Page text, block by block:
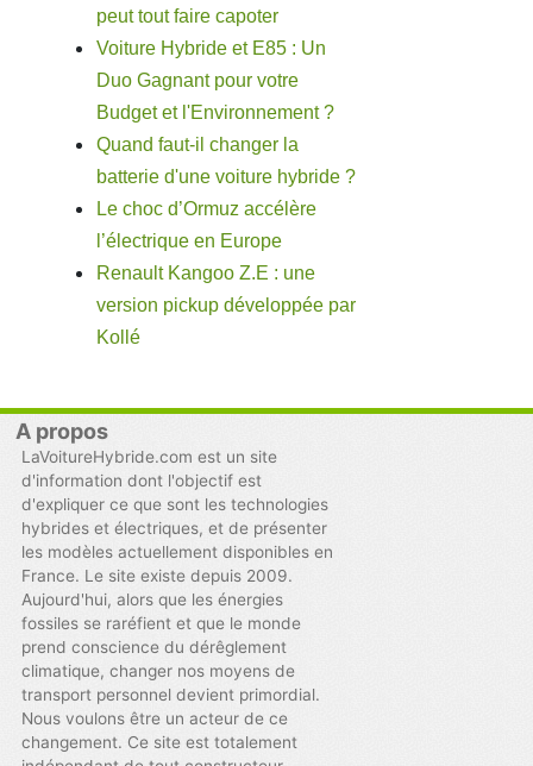
peut tout faire capoter
Voiture Hybride et E85 : Un
Duo Gagnant pour votre
Budget et l'Environnement ?
Quand faut-il changer la
batterie d'une voiture hybride ?
Le choc d’Ormuz accélère
l’électrique en Europe
Renault Kangoo Z.E : une
version pickup développée par
Kollé
A propos
LaVoitureHybride.com est un site
d'information dont l'objectif est
d'expliquer ce que sont les technologies
hybrides et électriques, et de présenter
les modèles actuellement disponibles en
France. Le site existe depuis 2009.
Aujourd'hui, alors que les énergies
fossiles se raréfient et que le monde
prend conscience du dérêglement
climatique, changer nos moyens de
transport personnel devient primordial.
Nous voulons être un acteur de ce
changement. Ce site est totalement